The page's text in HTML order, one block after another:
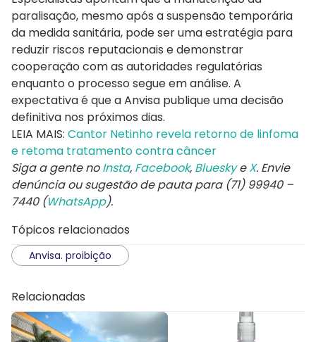
paralisação, mesmo após a suspensão temporária
da medida sanitária, pode ser uma estratégia para
reduzir riscos reputacionais e demonstrar
cooperação com as autoridades regulatórias
enquanto o processo segue em análise. A
expectativa é que a Anvisa publique uma decisão
definitiva nos próximos dias.
LEIA MAIS: Cantor Netinho revela retorno de linfoma
e retoma tratamento contra câncer
Siga a gente noInsta, Facebook, BlueskyeX. Envie
denúncia ou sugestão de pauta para (71) 99940 –
7440 (WhatsApp).
Tópicos relacionados
Anvisa. proibição
Relacionadas